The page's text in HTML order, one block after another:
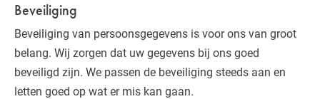
Beveiliging
Beveiliging van persoonsgegevens is voor ons van groot
belang. Wij zorgen dat uw gegevens bij ons goed
beveiligd zijn. We passen de beveiliging steeds aan en
letten goed op wat er mis kan gaan.